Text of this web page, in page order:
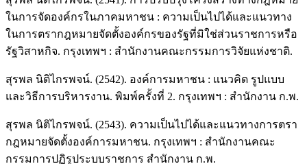
ในการจัดองค์กรในภาคมหาชน : ความเป็นไปได้และแนวทาง
ในการตรากฎหมายจัดตั้งองค์กรของรัฐที่มิใช่ส่วนราชการหรือ
รัฐวิสาหกิจ. กรุงเทพฯ : สำนักงานคณะกรรมการวิจัยแห่งชาติ.
สุรพล นิติไกรพจน์. (2542). องค์การมหาชน : แนวคิด รูปแบบ
และวิธีการบริหารงาน. พิมพ์ครั้งที่ 2. กรุงเทพฯ : สำนักงาน ก.พ.
สุรพล นิติไกรพจน์. (2543). ความเป็นไปได้และแนวทางการตรา
กฎหมายจัดตั้งองค์การมหาชน. กรุงเทพฯ : สำนักงานคณะ
กรรมการปฏิรูประบบราชการ สำนักงาน ก.พ.